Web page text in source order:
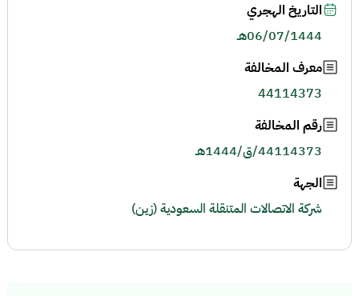
التاريخ الهجري
06/07/1444هـ
معرف المخالفة
44114373
رقم المخالفة
44114373/ق/1444هـ
الجهة
شركة الاتصالات المتنقلة السعودية (زين)